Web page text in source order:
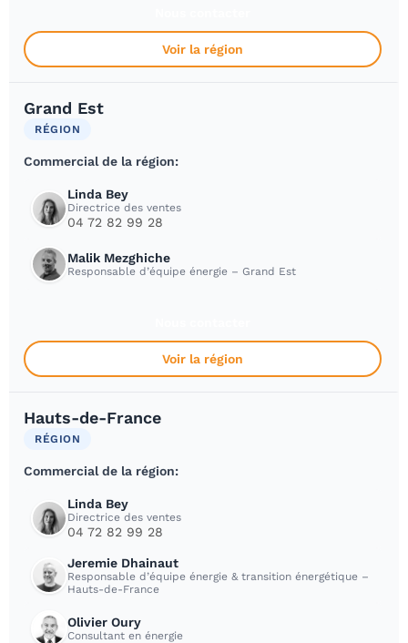
Voir la région
Grand Est
RÉGION
Commercial de la région:
Linda Bey
Directrice des ventes
04 72 82 99 28
Malik Mezghiche
Responsable d’équipe énergie – Grand Est
Voir la région
Hauts-de-France
RÉGION
Commercial de la région:
Linda Bey
Directrice des ventes
04 72 82 99 28
Jeremie Dhainaut
Responsable d’équipe énergie & transition énergétique –
Hauts-de-France
Olivier Oury
Consultant en énergie